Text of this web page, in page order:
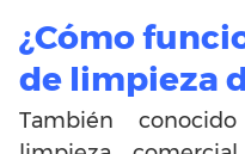
¿Cómo
de limpieza
También